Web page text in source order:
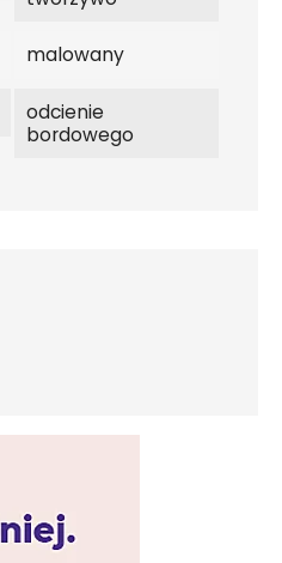
malowany
odcienie
bordowego